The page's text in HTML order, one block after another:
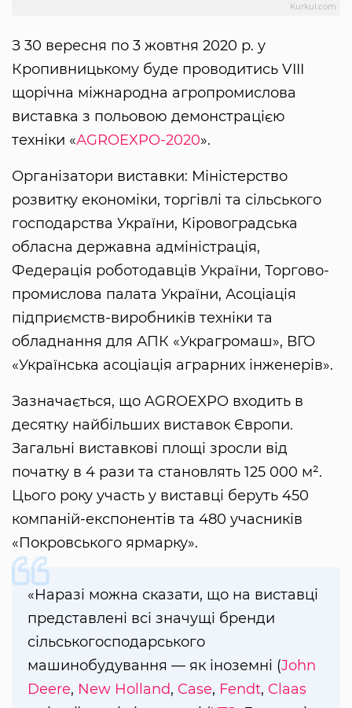
Kurkul.com
З 30 вересня по 3 жовтня 2020 р. у
Кропивницькому буде проводитись VIII
щорічна міжнародна агропромислова
виставка з польовою демонстрацією
техніки «АGROEXPO-2020».
Організатори виставки: Міністерство
розвитку економіки, торгівлі та сільського
господарства України, Кіровоградська
обласна державна адміністрація,
Федерація роботодавців України, Торгово-
промислова палата України, Асоціація
підприємств-виробників техніки та
обладнання для АПК «Украгромаш», ВГО
«Українська асоціація аграрних інженерів».
Зазначається, що AGROEXPO входить в
десятку найбільших виставок Європи.
Загальні виставкові площі зросли від
початку в 4 рази та становлять 125 000 м².
Цього року участь у виставці беруть 450
компаній-експонентів та 480 учасників
«Покровського ярмарку».
«Наразі можна сказати, що на виставці
представлені всі значущі бренди
сільськогосподарського
машинобудування — як іноземні (John
Deere, New Holland, Case, Fendt, Claas